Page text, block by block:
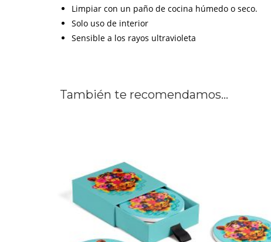
Limpiar con un paño de cocina húmedo o seco.
Solo uso de interior
Sensible a los rayos ultravioleta
También te recomendamos…